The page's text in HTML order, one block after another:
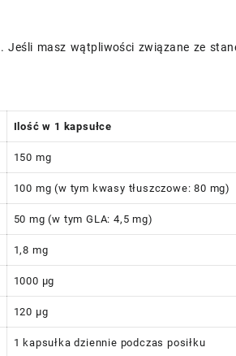
. Jeśli masz wątpliwości związane ze
Ilość w 1 kapsułce
150 mg
100 mg (w tym kwasy tłuszczowe: 80 mg)
50 mg (w tym GLA: 4,5 mg)
1,8 mg
1000 µg
120 µg
1 kapsułka dziennie podczas posiłku